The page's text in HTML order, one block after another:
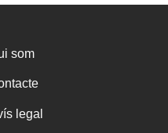
som
legal